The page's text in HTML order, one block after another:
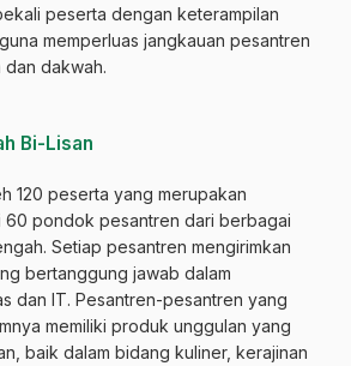
peserta dengan keterampilan
memperluas jangkauan pesantren
dan dakwah.
Bi-Lisan
120 peserta yang merupakan
60 pondok pesantren dari berbagai
Setiap pesantren mengirimkan
bertanggung jawab dalam
dan IT. Pesantren-pesantren yang
memiliki produk unggulan yang
baik dalam bidang kuliner, kerajinan